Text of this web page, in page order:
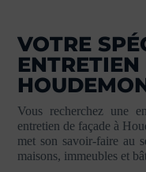
VOTRE
Vous recherchez une
entretien de façade à
met son savoir-faire au
maisons, immeubles et